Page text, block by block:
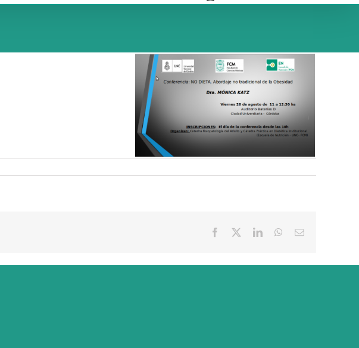
Facebook LinkedInWhatsApp
Correo